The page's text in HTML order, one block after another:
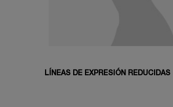
LÍNEAS DE EXPRESIÓN REDUCIDAS